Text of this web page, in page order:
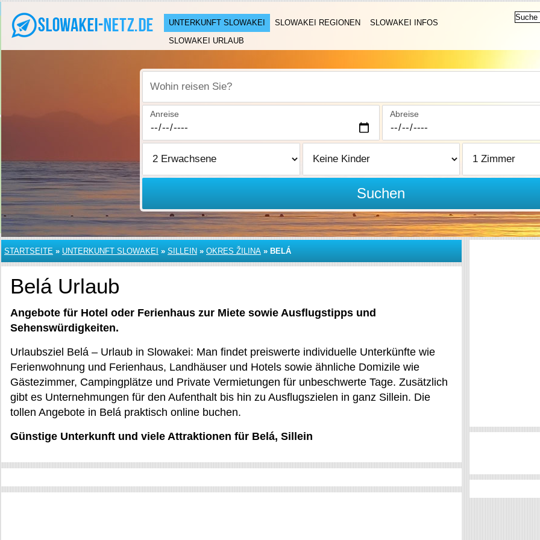
UNTERKUNFT SLOWAKEI SLOWAKEI REGIONEN
SLOWAKEI INFOS
SLOWAKEI URLAUB
Wohin reisen Sie?
Anreise Abreise
Suchen
STARTSEITE » UNTERKUNFT SLOWAKEI » SILLEIN » OKRES ŽILINA » BELÁ
Belá Urlaub
Angebote für Hotel oder Ferienhaus zur Miete sowie Ausflugstipps und
Sehenswürdigkeiten.
Urlaubsziel Belá – Urlaub in Slowakei: Man findet preiswerte individuelle Unterkünfte wie
Ferienwohnung und Ferienhaus, Landhäuser und Hotels sowie ähnliche Domizile wie
Gästezimmer, Campingplätze und Private Vermietungen für unbeschwerte Tage. Zusätzlich
gibt es Unternehmungen für den Aufenthalt bis hin zu Ausflugszielen in ganz Sillein. Die
tollen Angebote in Belá praktisch online buchen.
Günstige Unterkunft und viele Attraktionen für Belá, Sillein